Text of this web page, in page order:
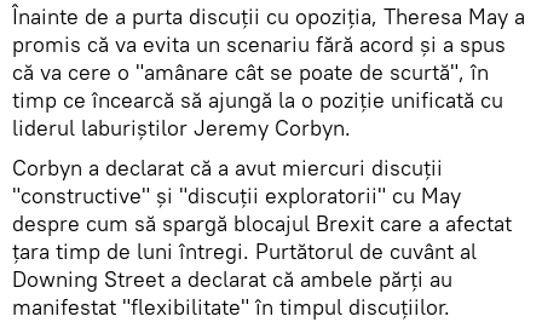
​Înainte de a purta discuții cu opoziția, Theresa May a
promis că va evita un scenariu fără acord și a spus
că va cere o "amânare cât se poate de scurtă", în
timp ce încearcă să ajungă la o poziție unificată cu
liderul laburiştilor Jeremy Corbyn.
Corbyn a declarat că a avut miercuri discuții
"constructive" și "discuții exploratorii" cu May
despre cum să spargă blocajul Brexit care a afectat
țara timp de luni întregi. Purtătorul de cuvânt al
Downing Street a declarat că ambele părți au
manifestat "flexibilitate" în timpul discuțiilor.